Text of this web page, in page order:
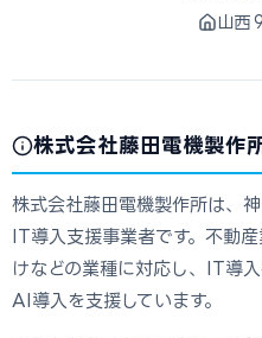
山西
株式会社藤田電機製作
株式会社藤田電機製作所は、
IT導入支援事業者です。不動
けなどの業種に対応し、IT導
AI導入を支援しています。